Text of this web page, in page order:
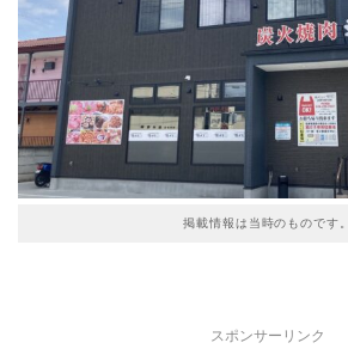
掲載情報は当時のものです。
スポンサーリンク